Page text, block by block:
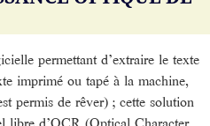
permettant d’extraire le texte
imprimé ou tapé à la machine,
permis de rêver) ; cette solution